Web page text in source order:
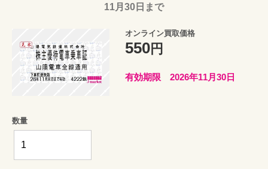
11月30日まで
オンライン買取価格
550円
有効期限 2026年11月30日
数量